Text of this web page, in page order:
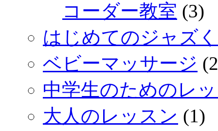
コーダー教室 (3)
はじめてのジャズ
ベビーマッサージ
中学生のためのレ
大人のレッスン (1)